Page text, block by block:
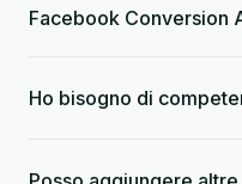
Facebook Conversion
Ho bisogno di